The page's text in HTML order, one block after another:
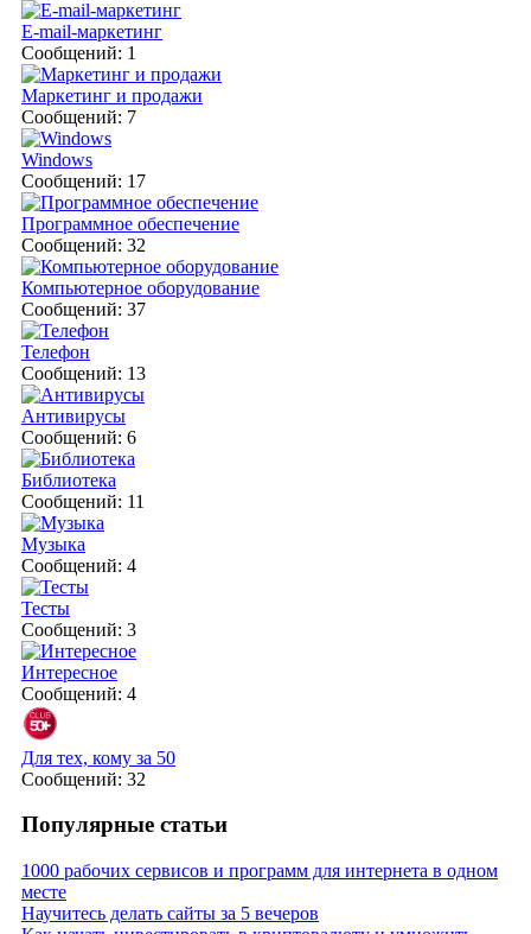
E-mail-маркетинг
Сообщений: 1
Маркетинг и продажи
Сообщений: 7
Windows
Сообщений: 17
Программное обеспечение
Сообщений: 32
Компьютерное оборудование
Сообщений: 37
Телефон
Сообщений: 13
Антивирусы
Сообщений: 6
Библиотека
Сообщений: 11
Музыка
Сообщений: 4
Тесты
Сообщений: 3
Интересное
Сообщений: 4
Для тех, кому за 50
Сообщений: 32
Популярные статьи
1000 рабочих сервисов и программ для интернета в одном
месте
Научитесь делать сайты за 5 вечеров